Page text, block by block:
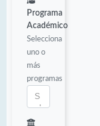
Programa
Académico
Selecciona
uno o
más
programas